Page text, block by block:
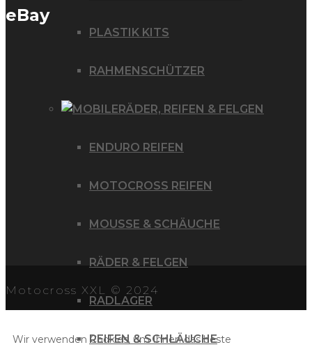
PLASTIK KITS
RAHMENSCHÜTZER
RÄDER, REIFEN & FELGEN
ENDURO REIFEN
MOTOCROSS REIFEN
MOUSSE & SCHÄUCHE
RÄDER & FELGEN
RADLAGER
REIFEN & SCHLÄUCHE
eBay
Motocross XXL © 2024
Wir verwenden Cookies, um Ihnen das beste